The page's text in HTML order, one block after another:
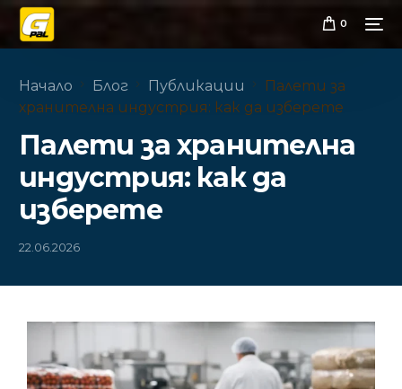
0
Начало Блог Публикации
Палети за
хранителна индустрия: как да изберете
Палети за хранителна
индустрия: как да
изберете
22.06.2026